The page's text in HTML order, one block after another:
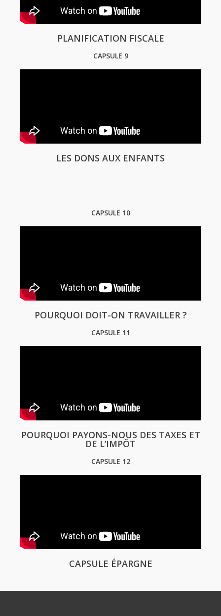
PLANIFICATION FISCALE
CAPSULE 9
LES DONS AUX ENFANTS
CAPSULE 10
POURQUOI DOIT-ON TRAVAILLER ?
CAPSULE 11
POURQUOI PAYONS-NOUS DES TAXES ET
DE L’IMPÔT
CAPSULE 12
CAPSULE ÉPARGNE